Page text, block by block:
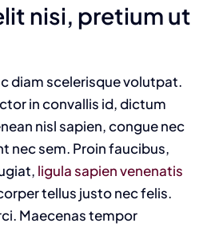
nisi, pretium ut
diam scelerisque volutpat.
in convallis id, dictum
nisl sapien, congue nec
nec sem. Proin faucibus,
ligula sapien venenatis
tellus justo nec felis.
Maecenas tempor